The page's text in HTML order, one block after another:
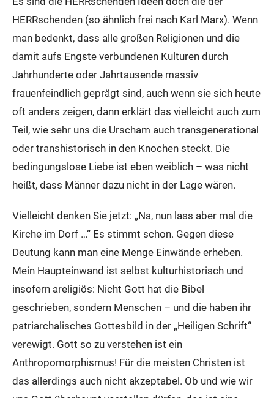
HERRschenden (so ähnlich frei nach Karl Marx). Wenn
man bedenkt, dass alle großen Religionen und die
damit aufs Engste verbundenen Kulturen durch
Jahrhunderte oder Jahrtausende massiv
frauenfeindlich geprägt sind, auch wenn sie sich heute
oft anders zeigen, dann erklärt das vielleicht auch zum
Teil, wie sehr uns die Urscham auch transgenerational
oder transhistorisch in den Knochen steckt. Die
bedingungslose Liebe ist eben weiblich – was nicht
heißt, dass Männer dazu nicht in der Lage wären.
Vielleicht denken Sie jetzt: „Na, nun lass aber mal die
Kirche im Dorf …“ Es stimmt schon. Gegen diese
Deutung kann man eine Menge Einwände erheben.
Mein Haupteinwand ist selbst kulturhistorisch und
insofern areligiös: Nicht Gott hat die Bibel
geschrieben, sondern Menschen – und die haben ihr
patriarchalisches Gottesbild in der „Heiligen Schrift“
verewigt. Gott so zu verstehen ist ein
Anthropomorphismus! Für die meisten Christen ist
das allerdings auch nicht akzeptabel. Ob und wie wir